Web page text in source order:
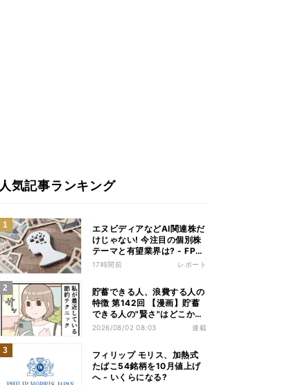
人気記事ランキング
エヌビディアなどAI関連株だ
けじゃない! 今注目の個別株
テーマと有望業界は? - FP解
説
17時間前 レポート
貯蓄できる人、浪費する人の
特徴 第142回 【漫画】貯蓄
できる人の"賢さ"はどこか
ら? スーパーでの意外な習慣
2026/08/02 08:03 連載
フィリップ モリス、加熱式
たばこ54銘柄を10月値上げ
へ - いくらになる?